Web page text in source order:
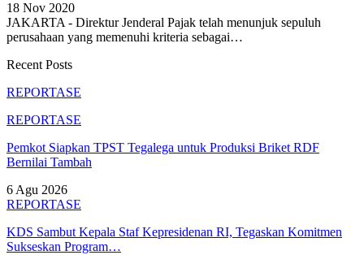
18 Nov 2020
JAKARTA - Direktur Jenderal Pajak telah menunjuk sepuluh
perusahaan yang memenuhi kriteria sebagai…
Recent Posts
REPORTASE
REPORTASE
Pemkot Siapkan TPST Tegalega untuk Produksi Briket RDF
Bernilai Tambah
6 Agu 2026
REPORTASE
KDS Sambut Kepala Staf Kepresidenan RI, Tegaskan Komitmen
Sukseskan Program…